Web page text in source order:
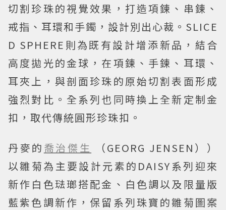
切割珍珠的視覺效果，打造項鍊、串鍊、
戒指、耳環和手鐲，設計別出心裁。SLICE
D SPHERE則為既有設計增添新品，結合
高度拋光的金球，在項鍊、手鍊、耳環、
耳夾上，與剖面珍珠的原始切割表面形成
強烈對比。全系列也同時換上全新定制金
扣，取代傳統圓形珍珠扣。
丹麥的 喬治傑生
（GEORG JENSEN））
以雛菊為主要設計元素的DAISY系列迎來
新作白色琺瑯搭配金、白色調以及限量版
藍紫色調新作，保留系列珠寶的雛菊圖案